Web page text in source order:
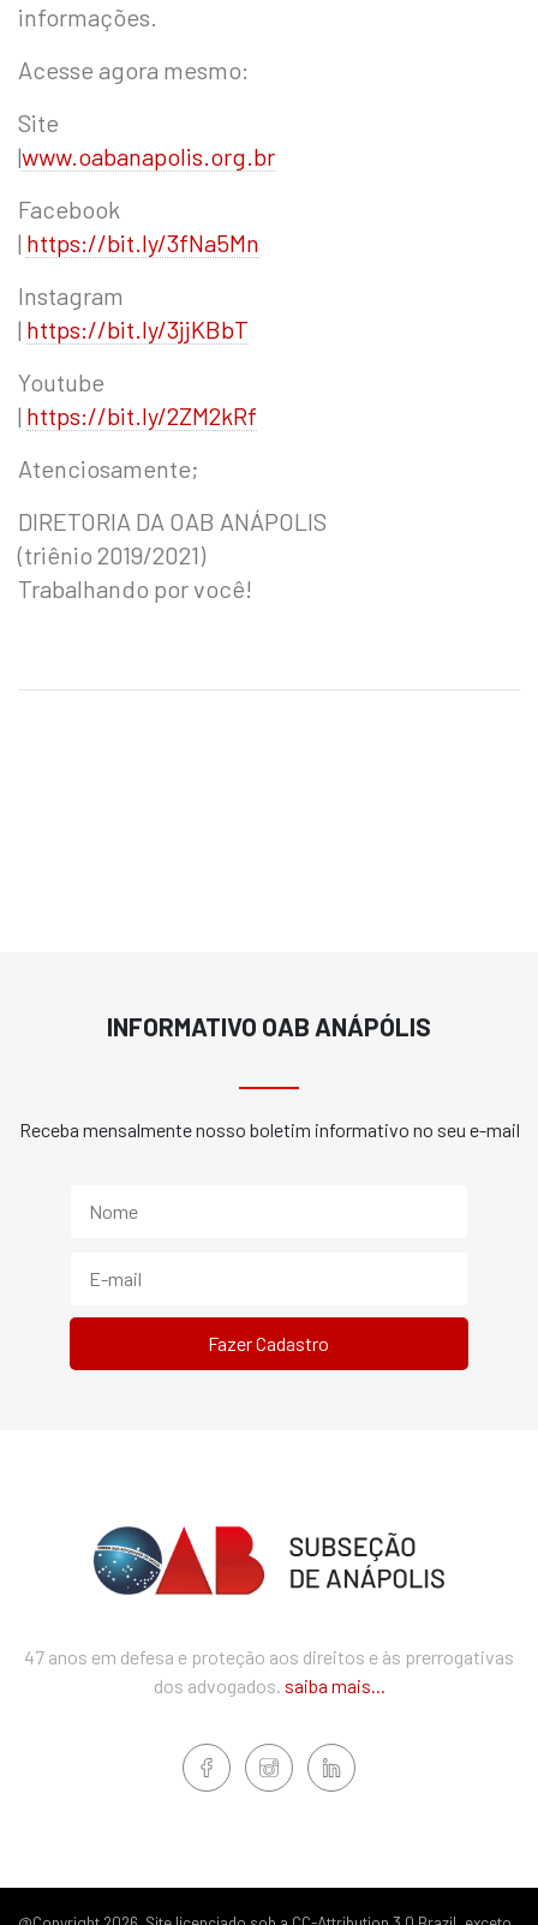
informações.
Acesse agora mesmo:
Site
|www.oabanapolis.org.br
Facebook
| https://bit.ly/3fNa5Mn
Instagram
| https://bit.ly/3jjKBbT
Youtube
| https://bit.ly/2ZM2kRf
Atenciosamente;
DIRETORIA DA OAB ANÁPOLIS
(triênio 2019/2021)
Trabalhando por você!
INFORMATIVO OAB ANÁPÓLIS
Receba mensalmente nosso boletim informativo no seu e-mail
47 anos em defesa e proteção aos direitos e às prerrogativas
dos advogados. saiba mais...